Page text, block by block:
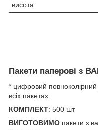
висота
Пакети паперові з
* цифровий
всіх пакетах
КОМПЛЕКТ: 500 шт
ВИГОТОВИМО пакети з